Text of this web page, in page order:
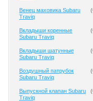
Венец маховика Subaru
Traviq
(
Вкладыши коренные
Subaru Traviq
(
Вкладыши шатунные
Subaru Traviq
(
Воздушный патрубок
Subaru Traviq
(
Выпускной клапан Subaru
Traviq
(